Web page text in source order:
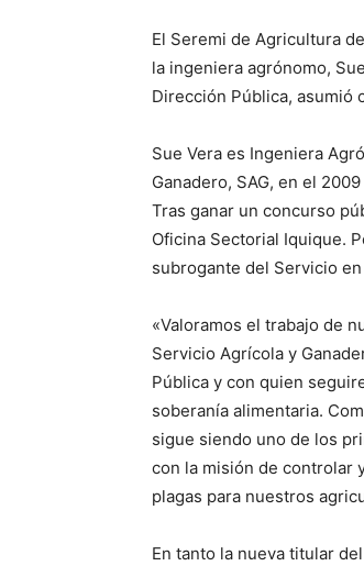
El Seremi de Agricultura
la ingeniera agrónomo,
Dirección Pública, asumió
Sue Vera es Ingeniera
Ganadero, SAG, en el
Tras ganar un concurso
Oficina Sectorial Iquique.
subrogante del Servicio
«Valoramos el trabajo de
Servicio Agrícola y
Pública y con quien
soberanía alimentaria.
sigue siendo uno de los
con la misión de controlar
plagas para nuestros
En tanto la nueva titular